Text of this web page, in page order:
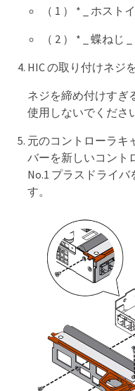
（ 1 ） * _ ホスト
（ 2 ） * _ 蝶ねじ _
HIC の取り付けネジ
ネジを締め付けすぎ
使用しないでくださ
元のコントローラキ
バーを新しいコント
No.1 プラスドライバ
す。